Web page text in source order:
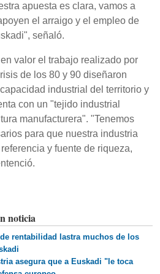
apuesta es clara, vamos a
el arraigo y el empleo de
señaló.
valor el trabajo realizado por
de los 80 y 90 diseñaron
industrial del territorio y
con un "tejido industrial
manufacturera". "Tenemos
para que nuestra industria
y fuente de riqueza,
noticia
rentabilidad lastra muchos de los
asegura que a Euskadi "le toca